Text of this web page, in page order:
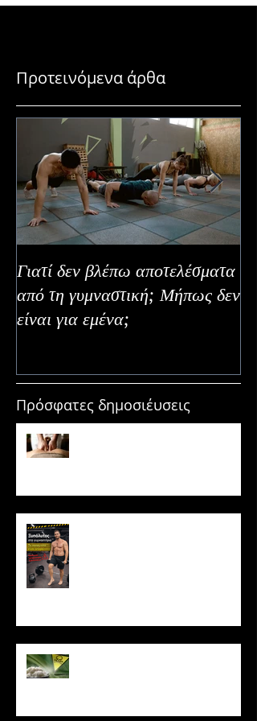
Προτεινόμενα άρθα
Γιατί δεν βλέπω αποτελέσματα
από τη γυμναστική; Μήπως δεν
είναι για εμένα;
Πρόσφατες δημοσιέυσεις